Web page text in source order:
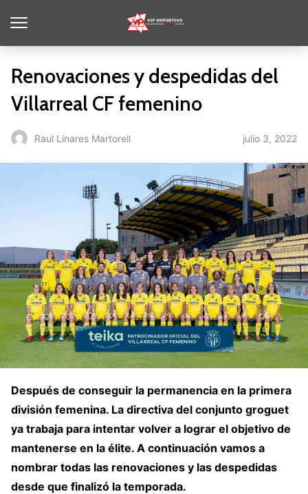
Renovaciones y despedidas del
Villarreal CF femenino
Raul Linares Martorell julio 3, 2022
Después de conseguir la permanencia en la primera
división femenina. La directiva del conjunto groguet
ya trabaja para intentar volver a lograr el objetivo de
mantenerse en la élite. A continuación vamos a
nombrar todas las renovaciones y las despedidas
desde que finalizó la temporada.